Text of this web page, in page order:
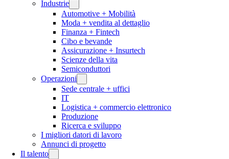
Industrie
Automotive + Mobilità
Moda + vendita al dettaglio
Finanza + Fintech
Cibo e bevande
Assicurazione + Insurtech
Scienze della vita
Semiconduttori
Operazioni
Sede centrale + uffici
IT
Logistica + commercio elettronico
Produzione
Ricerca e sviluppo
I migliori datori di lavoro
Annunci di progetto
Il talento